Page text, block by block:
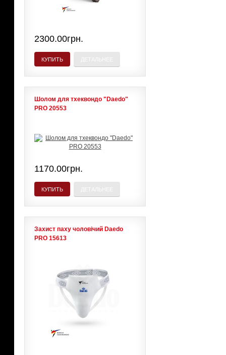
2300.00грн.
КУПИТЬ
Шолом для тхеквондо "Daedo"
PRO 20553
1170.00грн.
КУПИТЬ
Захист паху чоловічий Daedo
PRO 15613